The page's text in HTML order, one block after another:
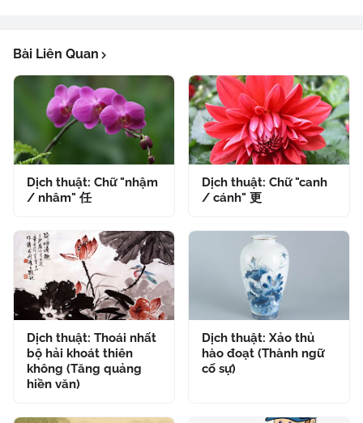
Bài Liên Quan
Dịch thuật: Chữ "nhậm
/ nhâm" 任
Dịch thuật: Chữ "canh
/ cánh" 更
Dịch thuật: Thoái nhất
bộ hải khoát thiên
không (Tăng quảng
hiền văn)
Dịch thuật: Xảo thủ
hào đoạt (Thành ngữ
cố sự)